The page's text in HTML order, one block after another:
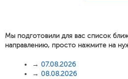
Мы подготовили для вас список
направлению, просто нажмите на
→ 07.08.2026
→ 08.08.2026